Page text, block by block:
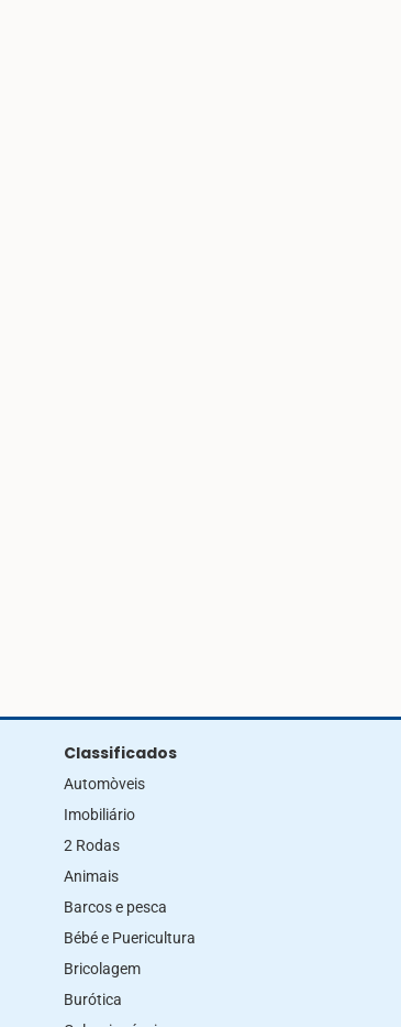
Classificados
Automòveis
Imobiliário
2 Rodas
Animais
Barcos e pesca
Bébé e Puericultura
Bricolagem
Burótica